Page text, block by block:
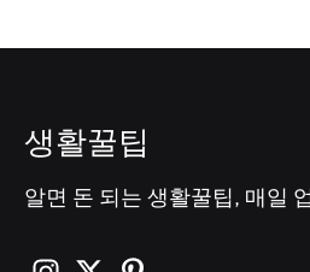
생활꿀팁
알면 돈 되는 생활꿀팁, 매일